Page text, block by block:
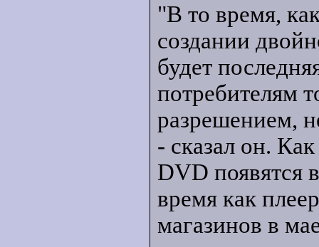
"В то время,
создании
будет
потребителям
разрешением,
- сказал он.
DVD появятся
время как
магазинов в